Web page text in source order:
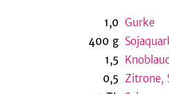
1,0 Gurke
400 g
1,5
0,5 Zitrone,